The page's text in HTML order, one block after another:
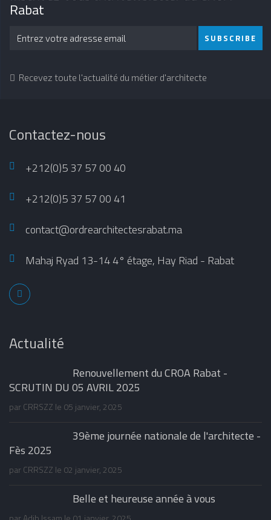
Rabat
SUBSCRIBE
Recevez toute l'actualité du métier d'architecte
Contactez-nous
+212(0)5 37 57 00 40
+212(0)5 37 57 00 41
contact@ordrearchitectesrabat.ma
Mahaj Ryad 13-14 4° étage, Hay Riad - Rabat
Actualité
Renouvellement du CROA Rabat -
SCRUTIN DU 05 AVRIL 2025
parCRRSZZ le 05 janvier, 2025
39ème journée nationale de l'architecte -
Fès 2025
parCRRSZZ le 02 janvier, 2025
Belle et heureuse année à vous